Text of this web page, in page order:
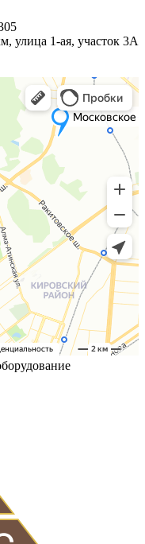
улица 1-ая, участок 3А